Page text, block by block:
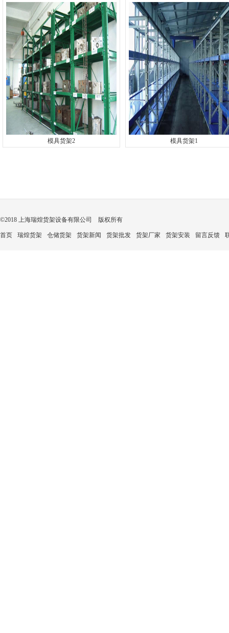
模具货架2 模具货架1
©2018 上海瑞煌货架设备有限公司 版权所有
首页 瑞煌货架 仓储货架 货架新闻 货架批发 货架厂家 货架安装 留言反馈